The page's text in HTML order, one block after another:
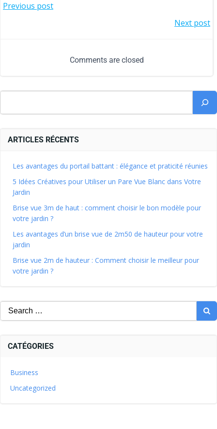
Previous post
Next post
Comments are closed
ARTICLES RÉCENTS
Les avantages du portail battant : élégance et praticité réunies
5 Idées Créatives pour Utiliser un Pare Vue Blanc dans Votre
Jardin
Brise vue 3m de haut : comment choisir le bon modèle pour
votre jardin ?
Les avantages d’un brise vue de 2m50 de hauteur pour votre
jardin
Brise vue 2m de hauteur : Comment choisir le meilleur pour
votre jardin ?
CATÉGORIES
Business
Uncategorized